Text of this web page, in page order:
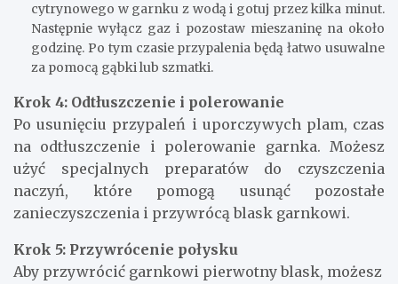
cytrynowego w garnku z wodą i gotuj przez kilka minut.
Następnie wyłącz gaz i pozostaw mieszaninę na około
godzinę. Po tym czasie przypalenia będą łatwo usuwalne
za pomocą gąbki lub szmatki.
Krok 4: Odtłuszczenie i polerowanie
Po usunięciu przypaleń i uporczywych plam, czas
na odtłuszczenie i polerowanie garnka. Możesz
użyć specjalnych preparatów do czyszczenia
naczyń, które pomogą usunąć pozostałe
zanieczyszczenia i przywrócą blask garnkowi.
Krok 5: Przywrócenie połysku
Aby przywrócić garnkowi pierwotny blask, możesz